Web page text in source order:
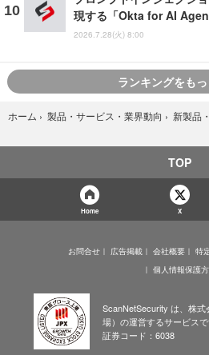
現する「Okta for AI
2026.7.28(火) 8:00
ランキングをも
ホーム › 製品・サービス・業界動向 › 新製品
TOP
Home X
お問合せ 広告掲載 会社概要
特
個人情報保護
ScanNetSecurity は、株
場）の運営するサービスで
証券コード：6038